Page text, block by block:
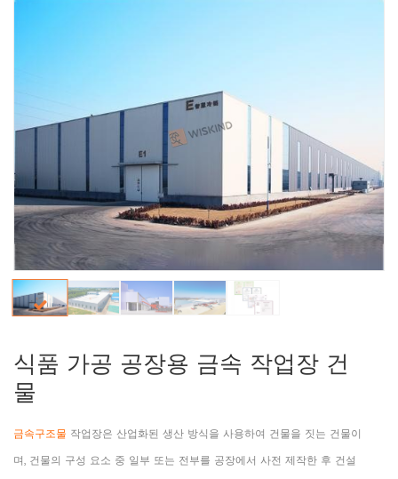
식품 가공 공장용 금속 작업장 건
물
금속구조물 작업장은 산업화된 생산 방식을 사용하여 건물을 짓는 건물이
며, 건물의 구성 요소 중 일부 또는 전부를 공장에서 사전 제작한 후 건설